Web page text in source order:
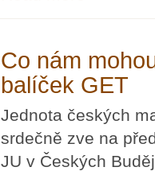
Co nám
balíček GET
Jednota českých
srdečně zve na
JU v Českých